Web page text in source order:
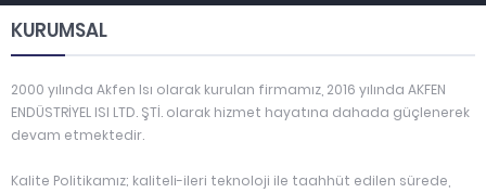
KURUMSAL
2000 yılında Akfen Isı olarak kurulan firmamız, 2016 yılında AKFEN
ENDÜSTRİYEL ISI LTD. ŞTİ. olarak hizmet hayatına dahada güçlenerek
devam etmektedir.
Kalite Politikamız; kaliteli-ileri teknoloji ile taahhüt edilen sürede,